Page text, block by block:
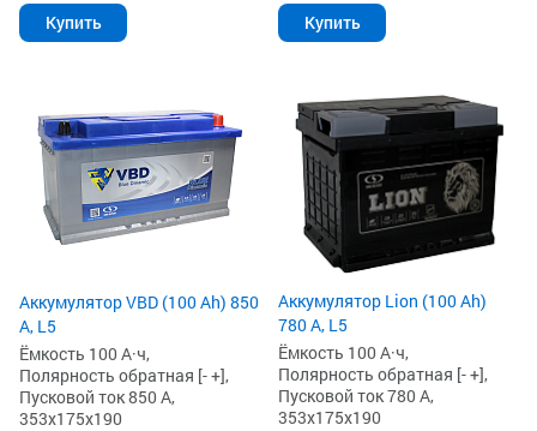
Купить Купить
Аккумулятор VBD (100 Ah) 850
А, L5
Ёмкость 100 А·ч,
Полярность обратная [- +],
Пусковой ток 850 А,
353x175x190
Аккумулятор Lion (100 Ah)
780 А, L5
Ёмкость 100 А·ч,
Полярность обратная [- +],
Пусковой ток 780 А,
353x175x190